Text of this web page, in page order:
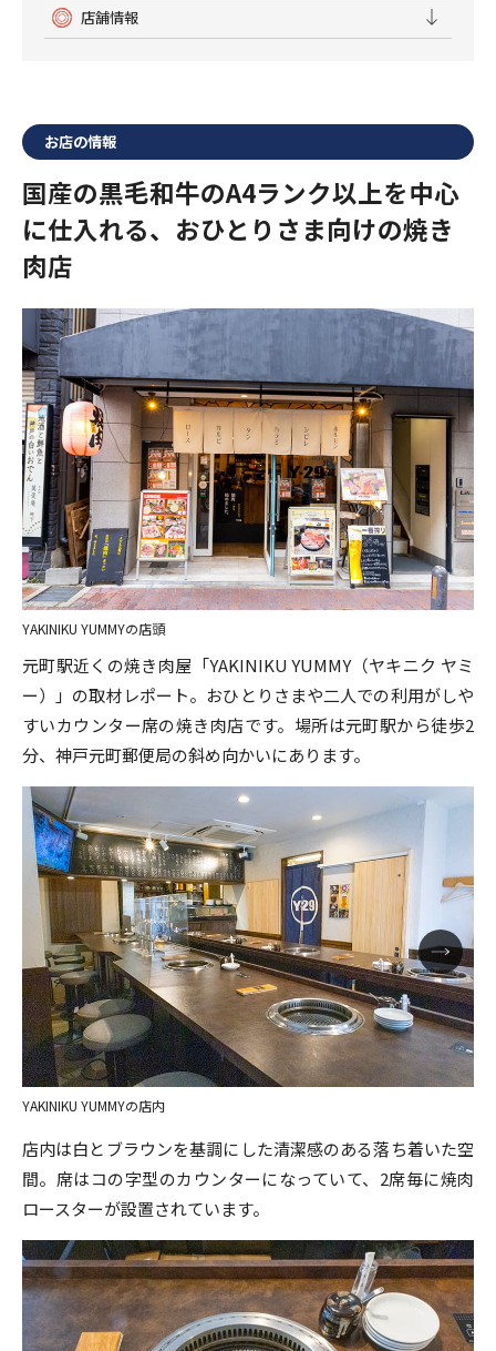
店舗情報
お店の情報
国産の黒毛和牛のA4ランク以上を中心
に仕入れる、おひとりさま向けの焼き
肉店
YAKINIKU YUMMYの店頭
元町駅近くの焼き肉屋「YAKINIKU YUMMY（ヤキニク ヤミ
ー）」の取材レポート。おひとりさまや二人での利用がしや
すいカウンター席の焼き肉店です。場所は元町駅から徒歩2
分、神戸元町郵便局の斜め向かいにあります。
YAKINIKU YUMMYの店内
店内は白とブラウンを基調にした清潔感のある落ち着いた空
間。席はコの字型のカウンターになっていて、2席毎に焼肉
ロースターが設置されています。